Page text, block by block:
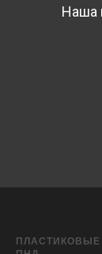
Наша
ПЛАСТИКОВЫЕ